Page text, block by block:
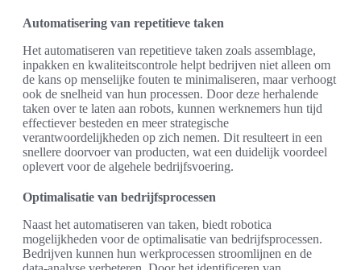
Automatisering van repetitieve taken
Het automatiseren van repetitieve taken zoals assemblage,
inpakken en kwaliteitscontrole helpt bedrijven niet alleen om
de kans op menselijke fouten te minimaliseren, maar verhoogt
ook de snelheid van hun processen. Door deze herhalende
taken over te laten aan robots, kunnen werknemers hun tijd
effectiever besteden en meer strategische
verantwoordelijkheden op zich nemen. Dit resulteert in een
snellere doorvoer van producten, wat een duidelijk voordeel
oplevert voor de algehele bedrijfsvoering.
Optimalisatie van bedrijfsprocessen
Naast het automatiseren van taken, biedt robotica
mogelijkheden voor de optimalisatie van bedrijfsprocessen.
Bedrijven kunnen hun werkprocessen stroomlijnen en de